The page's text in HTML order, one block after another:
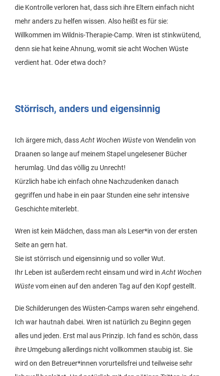
die Kontrolle verloren hat, dass sich ihre Eltern einfach nicht
mehr anders zu helfen wissen. Also heißt es für sie:
Willkommen im Wildnis-Therapie-Camp. Wren ist stinkwütend,
denn sie hat keine Ahnung, womit sie acht Wochen Wüste
verdient hat. Oder etwa doch?
Störrisch, anders und eigensinnig
Ich ärgere mich, dassAcht Wochen Wüstevon Wendelin von
Draanen so lange auf meinem Stapel ungelesener Bücher
herumlag. Und das völlig zu Unrecht!
Kürzlich habe ich einfach ohne Nachzudenken danach
gegriffen und habe in ein paar Stunden eine sehr intensive
Geschichte miterlebt.
Wren ist kein Mädchen, dass man als Leser*in von der ersten
Seite an gern hat.
Sie ist störrisch und eigensinnig und so voller Wut.
Ihr Leben ist außerdem recht einsam und wird in Acht Wochen
Wüstevom einen auf den anderen Tag auf den Kopf gestellt.
Die Schilderungen des Wüsten-Camps waren sehr eingehend.
Ich war hautnah dabei. Wren ist natürlich zu Beginn gegen
alles und jeden. Erst mal aus Prinzip. Ich fand es schön, dass
ihre Umgebung allerdings nicht vollkommen staubig ist. Sie
wird on den Betreuer*innen vorurteilsfrei und teilweise sehr